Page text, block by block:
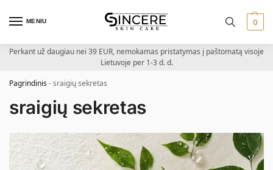
MENIU 0
Perkant už daugiau nei 39 EUR, nemokamas pristatymas į paštomatą visoje
Lietuvoje per 1-3 d. d.
Pagrindinis-sraigių sekretas
sraigių sekretas